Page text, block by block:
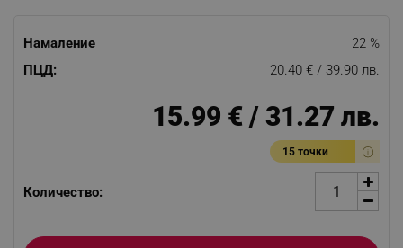
Намаление
22 %
ПЦД:
20.40 € / 39.90 лв.
15.99 € / 31.27 лв.
15 точки
Количество: